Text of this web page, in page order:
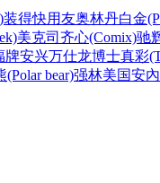
装得快用友奥林丹白金
美克司 齐心(Comix)驰
牌安兴万仕龙博士真彩
(Polar bear)强林美国安